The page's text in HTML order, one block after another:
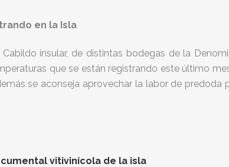
en la Isla
insular, de distintas bodegas de la
que se están registrando este último
se aconseja aprovechar la labor de predoda
vitivinícola de la isla